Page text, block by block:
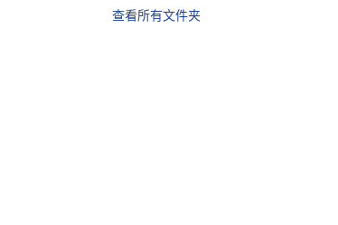
查看所有文件夹